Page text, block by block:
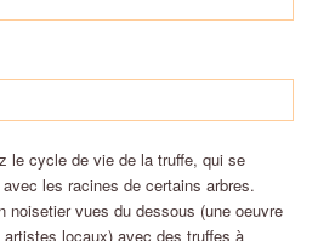
le cycle de vie de la truffe, qui se
les racines de certains arbres.
noisetier vues du dessous (une oeuvre
locaux) avec des truffes à